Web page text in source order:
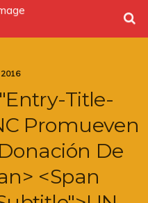
Title-
Promueven
De
<span